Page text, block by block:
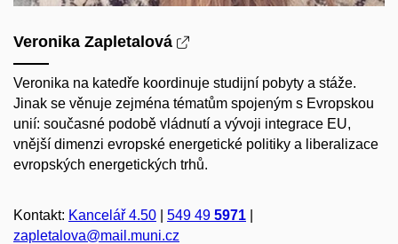
Veronika Zapletalová
Veronika na katedře koordinuje studijní pobyty a stáže.
Jinak se věnuje zejména tématům spojeným s Evropskou
unií: současné podobě vládnutí a vývoji integrace EU,
vnější dimenzi evropské energetické politiky a liberalizace
evropských energetických trhů.
Kontakt: Kancelář 4.50 549 49 5971
zapletalova@mail.muni.cz